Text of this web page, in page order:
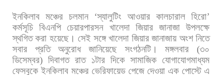
ইনকিলাব মঞ্চের চলমান‘স্যালুটিং আওয়ার কালচারাল হিরো’
কর্মসূচি বিএনপি চেয়ারপারসন খালেদা জিয়ার জানাজা উপলক্ষে
স্থগিত করা হয়েছে। সেই সঙ্গে খালেদা জিয়ার জানাজায় অংশ নিতে
সবার
প্রতি অনুরোধ জানিয়েছে সংগঠনটি। মঙ্গলবার (৩০
ডিসেম্বর) দিবাগত রাত ১টার দিকে সামাজিক যোগাযোগমাধ্যম
ফেসবুকে ইনকিলাব মঞ্চের ভেরিফায়েড পেজে দেওয়া এক পোস্টে এ